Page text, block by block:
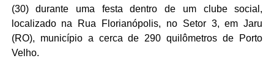
(30) durante uma festa dentro de um clube social,
localizado na Rua Florianópolis, no Setor 3, em Jaru
(RO), município a cerca de 290 quilômetros de Porto
Velho.